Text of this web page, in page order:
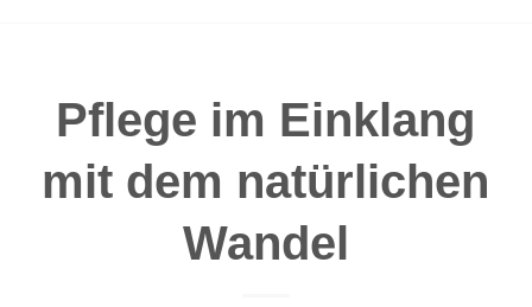
Pflege im Einklang
mit dem natürlichen
Wandel